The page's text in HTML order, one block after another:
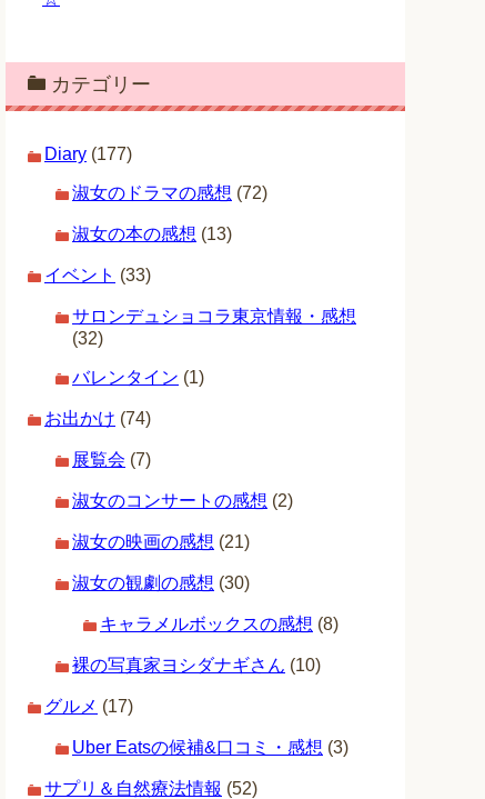
カテゴリー
Diary (177)
淑女のドラマの感想 (72)
淑女の本の感想 (13)
イベント (33)
サロンデュショコラ東京情報・感想
(32)
バレンタイン (1)
お出かけ (74)
展覧会 (7)
淑女のコンサートの感想 (2)
淑女の映画の感想 (21)
淑女の観劇の感想 (30)
キャラメルボックスの感想 (8)
裸の写真家ヨシダナギさん (10)
グルメ (17)
Uber Eatsの候補&口コミ・感想 (3)
サプリ＆自然療法情報 (52)